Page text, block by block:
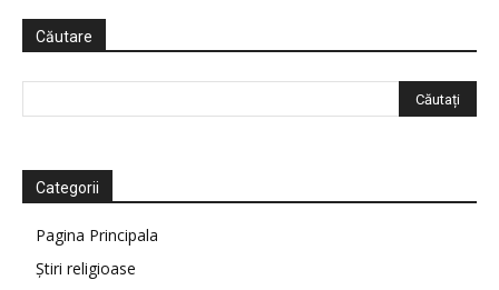
Căutare
Categorii
Pagina Principala
Știri religioase